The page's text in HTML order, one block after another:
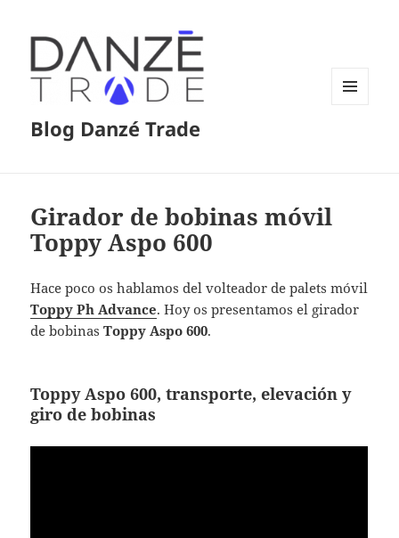
Blog Danzé Trade
Girador de bobinas móvil
Toppy Aspo 600
Hace poco os hablamos del volteador de palets móvil
Toppy Ph Advance. Hoy os presentamos el girador
de bobinasToppy Aspo 600.
Toppy Aspo 600, transporte, elevación y
giro de bobinas